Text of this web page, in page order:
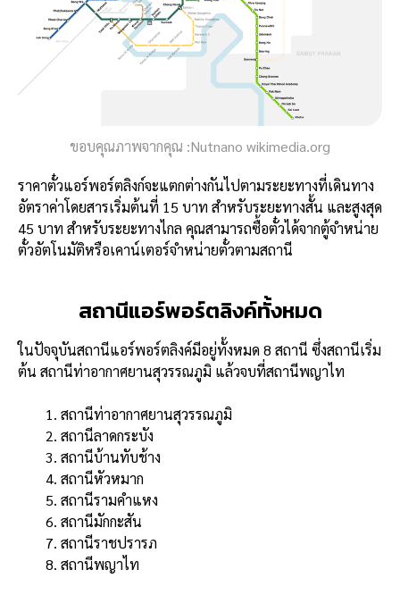
ขอบคุณภาพจากคุณ :Nutnano wikimedia.org
ราคาตั๋วแอร์พอร์ตลิงก์จะแตกต่างกันไปตามระยะทางที่เดินทาง
อัตราค่าโดยสารเริ่มต้นที่ 15 บาท สำหรับระยะทางสั้น และสูงสุด
45 บาท สำหรับระยะทางไกล คุณสามารถซื้อตั๋วได้จากตู้จำหน่าย
ตั๋วอัตโนมัติหรือเคาน์เตอร์จำหน่ายตั๋วตามสถานี
สถานีแอร์พอร์ตลิงค์ทั้งหมด
ในปัจจุบันสถานีแอร์พอร์ตลิงค์มีอยู่ทั้งหมด 8 สถานี ซึ่งสถานีเริ่ม
ต้น สถานีท่าอากาศยานสุวรรณภูมิ แล้วจบที่สถานีพญาไท
สถานีท่าอากาศยานสุวรรณภูมิ
สถานีลาดกระบัง
สถานีบ้านทับช้าง
สถานีหัวหมาก
สถานีรามคำแหง
สถานีมักกะสัน
สถานีราชปรารภ
สถานีพญาไท